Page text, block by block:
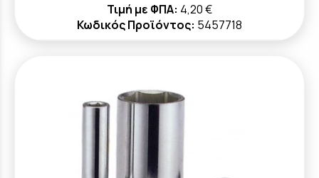
Τιμή με ΦΠΑ: 4,20 €
Κωδικός Προϊόντος: 5457718